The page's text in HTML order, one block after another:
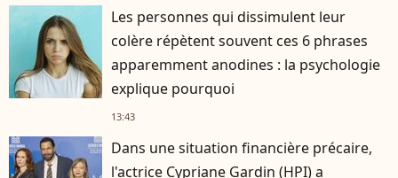
Les personnes qui dissimulent leur
colère répètent souvent ces 6 phrases
apparemment anodines : la psychologie
explique pourquoi
13:43
Dans une situation financière précaire,
l'actrice Cypriane Gardin (HPI) a